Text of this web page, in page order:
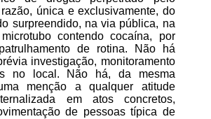
única e exclusivamente, do
surpreendido, na via pública, na
contendo cocaína, por
de rotina. Não há
investigação, monitoramento
no local. Não há, da mesma
menção a qualquer atitude
em atos concretos,
de pessoas típica de